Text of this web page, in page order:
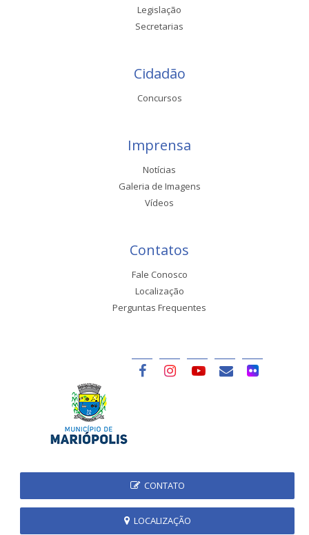
Legislação
Secretarias
Cidadão
Concursos
Imprensa
Notícias
Galeria de Imagens
Vídeos
Contatos
Fale Conosco
Localização
Perguntas Frequentes
CONTATO
LOCALIZAÇÃO